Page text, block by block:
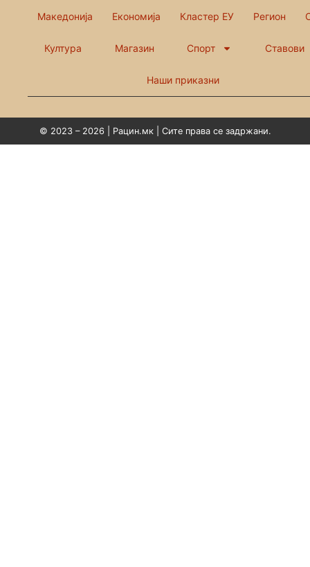
Македонија Економија Кластер ЕУ Регион
Култура Магазин Спорт Ставови
Наши приказни
© 2023 – 2026 | Рацин.мк | Сите права се задржани.